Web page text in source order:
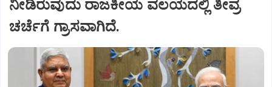
ನೀಡಿರುವುದು ರಾಜಕೀಯ ವಲಯದಲ್ಲಿ ತೀವ್ರ
ಚರ್ಚೆಗೆ ಗ್ರಾಸವಾಗಿದೆ.